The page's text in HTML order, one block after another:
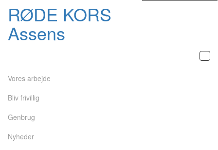
RØDE KORS
Assens
Vores arbejde
Bliv frivillig
Genbrug
Nyheder